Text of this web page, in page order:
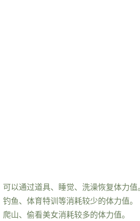
可以通过道具、睡觉、洗澡恢复体力值
钓鱼、体育特训等消耗较少的体力值。
爬山、偷看美女消耗较多的体力值。